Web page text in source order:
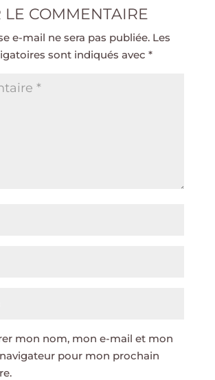
LE COMMENTAIRE
e-mail ne sera pas publiée. Les
sont indiqués avec *
mon nom, mon e-mail et mon
pour mon prochain